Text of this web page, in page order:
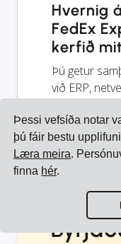
Þessi vefsíða notar
þú fáir bestu
Læra meira.
finna hér.
Hvernig
FedEx
kerfið
Þú getur
við ERP,